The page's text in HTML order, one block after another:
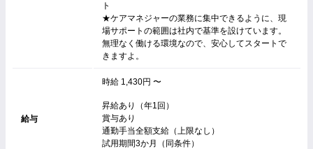
ト
★ケアマネジャーの業務に集中できるように、現
場サポートの範囲は社内で基準を設けています。
無理なく働ける環境なので、安心してスタートで
きますよ。
給与
時給 1,430円 〜
昇給あり（年1回）
賞与あり
通勤手当全額支給（上限なし）
試用期間3か月（同条件）